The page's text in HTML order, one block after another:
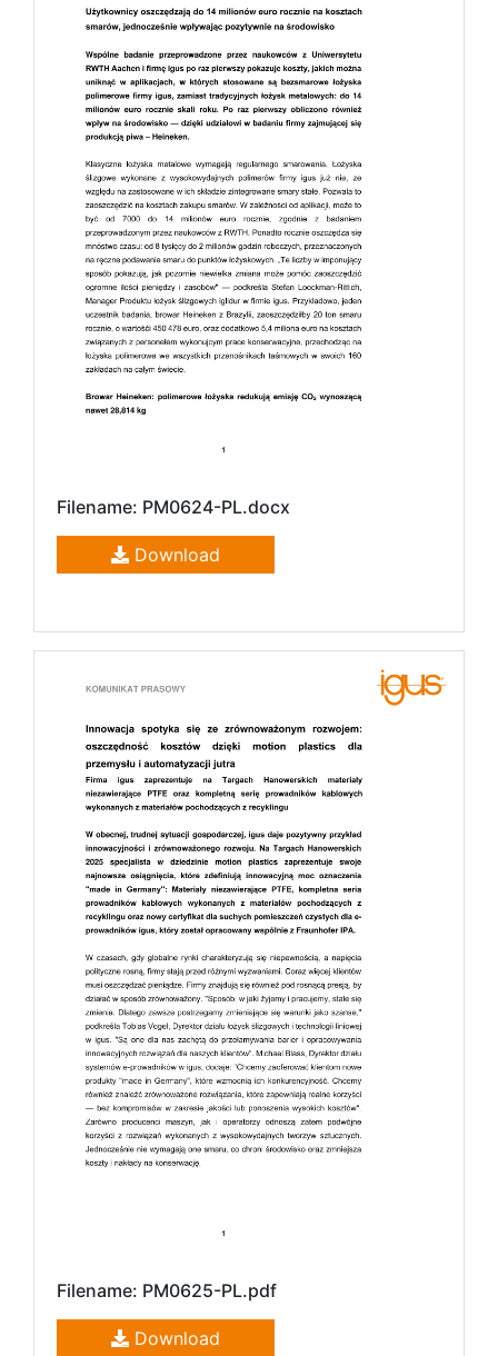
Filename: PM0624-PL.docx
Download
Filename: PM0625-PL.pdf
Download